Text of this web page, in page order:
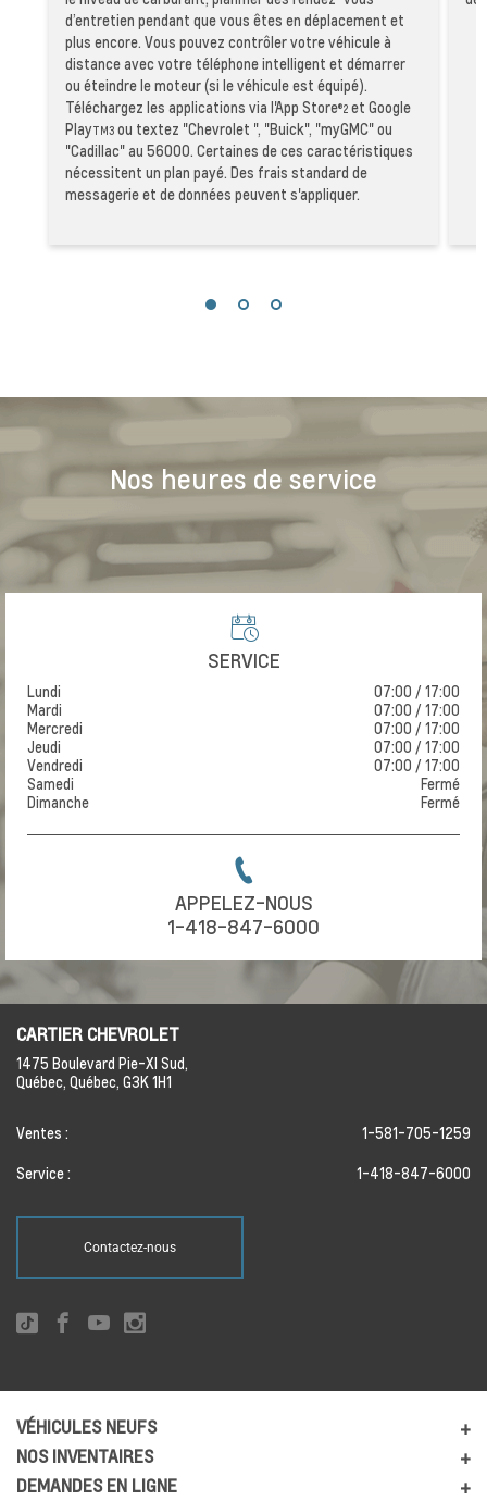
d’entretien pendant que vous êtes en déplacement et
plus encore. Vous pouvez contrôler votre véhicule à
distance avec votre téléphone intelligent et démarrer
ou éteindre le moteur (si le véhicule est équipé).
Téléchargez les applications via l'App Store®2 et Google
PlayTM3 ou textez "Chevrolet ", "Buick", "myGMC" ou
"Cadillac" au 56000. Certaines de ces caractéristiques
nécessitent un plan payé. Des frais standard de
messagerie et de données peuvent s'appliquer.
Nos heures de service
SERVICE
Lundi
07:00 / 17:00
Mardi
07:00 / 17:00
Mercredi
07:00 / 17:00
Jeudi
07:00 / 17:00
Vendredi
07:00 / 17:00
Samedi
Fermé
Dimanche
Fermé
APPELEZ-NOUS
1-418-847-6000
CARTIER CHEVROLET
1475 Boulevard Pie-XI Sud,
Québec, Québec, G3K 1H1
Ventes : 1-581-705-1259
Service : 1-418-847-6000
Contactez-nous
VÉHICULES NEUFS
NOS INVENTAIRES
DEMANDES EN LIGNE